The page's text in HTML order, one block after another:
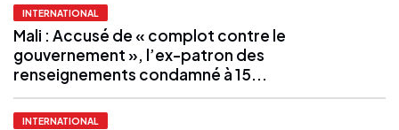
INTERNATIONAL
Mali : Accusé de « complot contre le
gouvernement », l’ex-patron des
renseignements condamné à 15...
INTERNATIONAL